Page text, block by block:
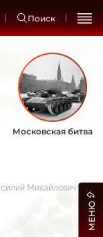
Поиск
Московская битва
Михайлович
МЕНЮ